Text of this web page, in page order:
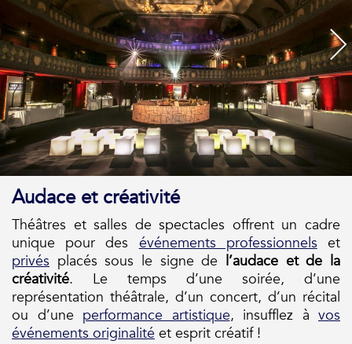
Audace et créativité
Théâtres et salles de spectacles offrent un cadre
unique pour desévénements professionnelset
privés placés sous le signe de l’audace et de la
créativité. Le temps d’une soirée, d’une
représentation théâtrale, d’un concert, d’un récital
ou d’une performance artistique, insufflez à vos
événements originalité et esprit créatif !